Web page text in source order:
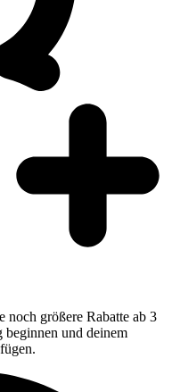
noch größere Rabatte ab 3
beginnen und deinem